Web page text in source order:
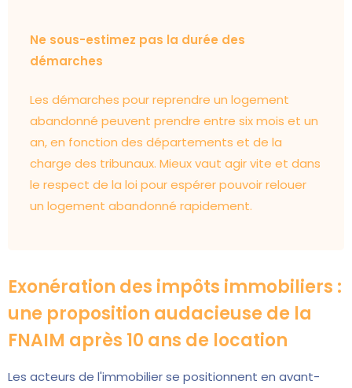
Ne sous-estimez pas la durée des
démarches
Les démarches pour reprendre un logement
abandonné peuvent prendre entre six mois et un
an, en fonction des départements et de la
charge des tribunaux. Mieux vaut agir vite et dans
le respect de la loi pour espérer pouvoir relouer
un logement abandonné rapidement.
Exonération des impôts immobiliers :
une proposition audacieuse de la
FNAIM après 10 ans de location
Les acteurs de l'immobilier se positionnent en avant-